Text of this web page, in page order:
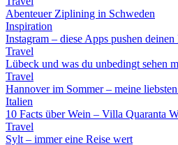
Abenteuer Ziplining in Schweden
Inspiration
Instagram – diese Apps pushen deinen
Travel
Lübeck und was du unbedingt sehen
Travel
Hannover im Sommer – meine
Italien
10 Facts über Wein – Villa Quaranta
Travel
Sylt – immer eine Reise wert